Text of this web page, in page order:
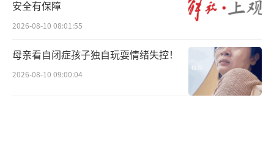
安全有保障
2026-08-10 08:01:55
母亲看自闭症孩子独自玩耍情绪失控！
2026-08-10 09:00:04